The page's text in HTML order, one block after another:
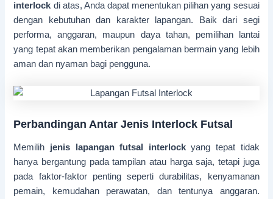
interlock di atas, Anda dapat menentukan pilihan yang sesuai
dengan kebutuhan dan karakter lapangan. Baik dari segi
performa, anggaran, maupun daya tahan, pemilihan lantai
yang tepat akan memberikan pengalaman bermain yang lebih
aman dan nyaman bagi pengguna.
Perbandingan Antar Jenis Interlock Futsal
Memilih jenis lapangan futsal interlockyang tepat tidak
hanya bergantung pada tampilan atau harga saja, tetapi juga
pada faktor-faktor penting seperti durabilitas, kenyamanan
pemain, kemudahan perawatan, dan tentunya anggaran.